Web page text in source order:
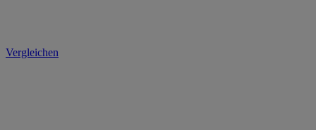
Vergleichen